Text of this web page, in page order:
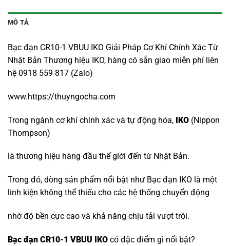
MÔ TẢ
Bạc đạn CR10-1 VBUU IKO Giải Pháp Cơ Khí Chính Xác Từ
Nhật Bản Thương hiệu IKO, hàng có sẵn giao miễn phí liên
hệ 0918 559 817 (Zalo)
www.https://thuyngocha.com
Trong ngành cơ khí chính xác và tự động hóa, IKO (Nippon
Thompson)
là thương hiệu hàng đầu thế giới đến từ Nhật Bản.
Trong đó, dòng sản phẩm nổi bật như Bạc đạn IKO là một
linh kiện không thể thiếu cho các hệ thống chuyển động
nhờ độ bền cực cao và khả năng chịu tải vượt trội.
Bạc đạn CR10-1 VBUU IKO có đặc điểm gì nổi bật?